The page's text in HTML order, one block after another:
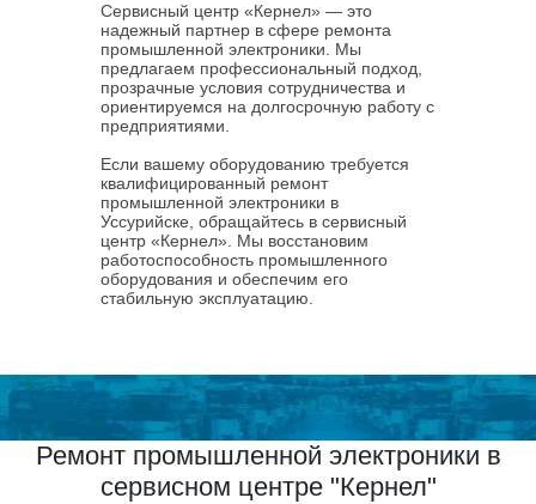
Сервисный центр «Кернел» — это
надежный партнер в сфере ремонта
промышленной электроники. Мы
предлагаем профессиональный подход,
прозрачные условия сотрудничества и
ориентируемся на долгосрочную работу с
предприятиями.
Если вашему оборудованию требуется
квалифицированный ремонт
промышленной электроники в
Уссурийске, обращайтесь в сервисный
центр «Кернел». Мы восстановим
работоспособность промышленного
оборудования и обеспечим его
стабильную эксплуатацию.
Ремонт промышленной электроники в
сервисном центре "Кернел"